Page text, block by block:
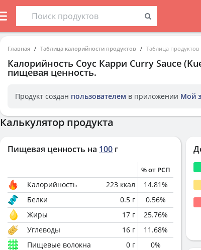
Главная Таблица калорийности продуктов Таблица продуктов
Калорийность Соус Карри Curry Sauce
пищевая ценность.
Продукт создан пользователем в приложении Мой
Калькулятор продукта
Пищевая ценность на 100 г
% от РСП
Калорийность 223 ккал 14.81%
Белки
0.5 г 0.56%
Жиры
17 г 25.76%
Углеводы
16 г 11.68%
Пищевые волокна
0 г 0%